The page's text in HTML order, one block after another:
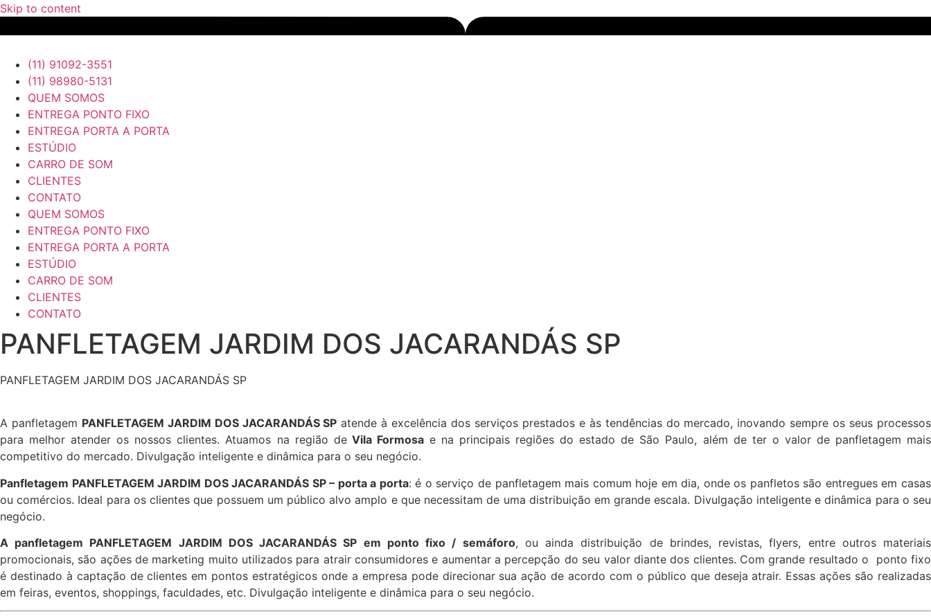
Skip to content
(11) 91092-3551
(11) 98980-5131
QUEM SOMOS
ENTREGA PONTO FIXO
ENTREGA PORTA A PORTA
ESTÚDIO
CARRO DE SOM
CLIENTES
CONTATO
QUEM SOMOS
ENTREGA PONTO FIXO
ENTREGA PORTA A PORTA
ESTÚDIO
CARRO DE SOM
CLIENTES
CONTATO
PANFLETAGEM JARDIM DOS JACARANDÁS SP
PANFLETAGEM JARDIM DOS JACARANDÁS SP
A panfletagem PANFLETAGEM JARDIM DOS JACARANDÁS SP atende à excelência dos serviços prestados e às tendências do mercado, inovando sempre os seus processos
para melhor atender os nossos clientes. Atuamos na região deVila Formosae na principais regiões do estado de São Paulo, além de ter o valor de panfletagem mais
competitivo do mercado. Divulgação inteligente e dinâmica para o seu negócio.
Panfletagem PANFLETAGEM JARDIM DOS JACARANDÁS SP – porta a porta: é o serviço de panfletagem mais comum hoje em dia, onde os panfletos são entregues em casas
ou comércios. Ideal para os clientes que possuem um público alvo amplo e que necessitam de uma distribuição em grande escala. Divulgação inteligente e dinâmica para o seu
negócio.
A panfletagem PANFLETAGEM JARDIM DOS JACARANDÁS SP em ponto fixo / semáforo, ou ainda distribuição de brindes, revistas, flyers, entre outros materiais
promocionais, são ações de marketing muito utilizados para atrair consumidores e aumentar a percepção do seu valor diante dos clientes. Com grande resultado o ponto fixo
é destinado à captação de clientes em pontos estratégicos onde a empresa pode direcionar sua ação de acordo com o público que deseja atrair. Essas ações são realizadas
em feiras, eventos, shoppings, faculdades, etc. Divulgação inteligente e dinâmica para o seu negócio.